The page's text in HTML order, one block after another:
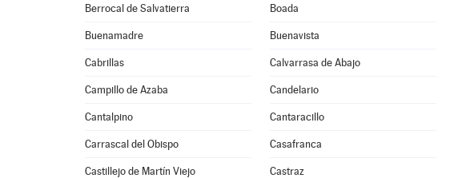
Berrocal de Salvatierra Boada
Buenamadre Buenavista
Cabrillas Calvarrasa de Abajo
Campillo de Azaba Candelario
Cantalpino Cantaracillo
Carrascal del Obispo Casafranca
Castillejo de Martín Viejo Castraz